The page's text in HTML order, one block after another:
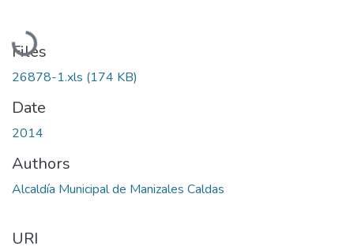
Loading...
Files
26878-1.xls (174 KB)
Date
2014
Authors
Alcaldía Municipal de Manizales Caldas
URI